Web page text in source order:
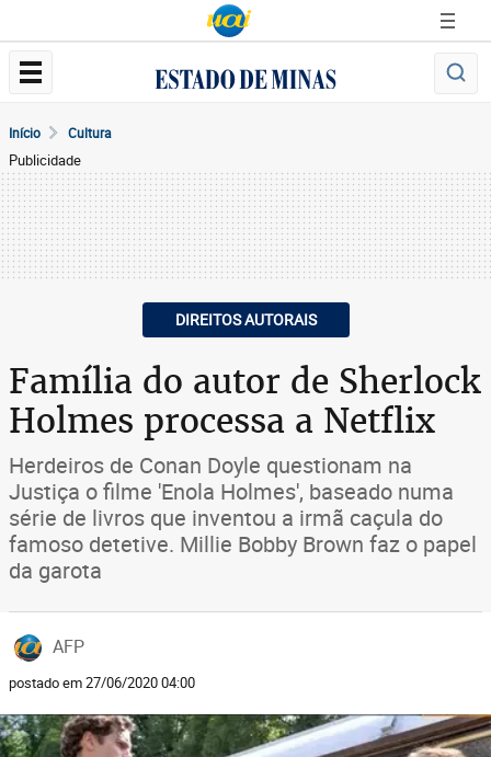
Início Cultura
Publicidade
DIREITOS AUTORAIS
Família do autor de Sherlock
Holmes processa a Netflix
Herdeiros de Conan Doyle questionam na
Justiça o filme 'Enola Holmes', baseado numa
série de livros que inventou a irmã caçula do
famoso detetive. Millie Bobby Brown faz o papel
da garota
AFP
postado em 27/06/2020 04:00